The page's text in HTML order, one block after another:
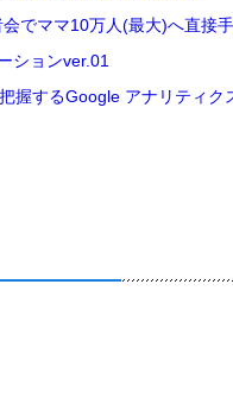
でママ10万人(最大)へ直接
ションver.01
握するGoogle アナリティク